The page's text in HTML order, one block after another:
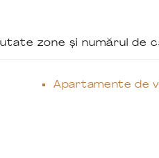
zone și numărul de
Apartamente de